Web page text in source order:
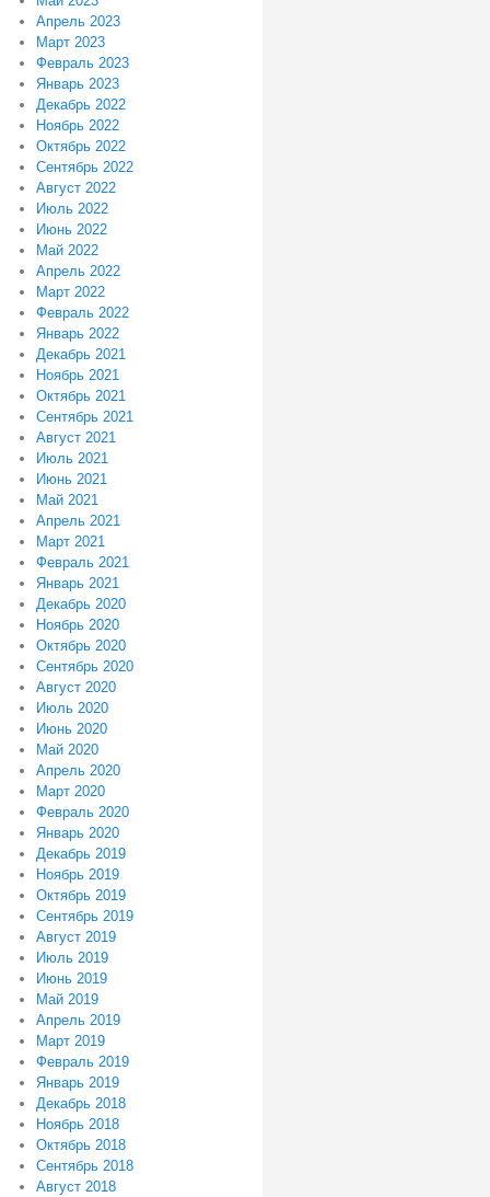
Апрель 2023
Март 2023
Февраль 2023
Январь 2023
Декабрь 2022
Ноябрь 2022
Октябрь 2022
Сентябрь 2022
Август 2022
Июль 2022
Июнь 2022
Май 2022
Апрель 2022
Март 2022
Февраль 2022
Январь 2022
Декабрь 2021
Ноябрь 2021
Октябрь 2021
Сентябрь 2021
Август 2021
Июль 2021
Июнь 2021
Май 2021
Апрель 2021
Март 2021
Февраль 2021
Январь 2021
Декабрь 2020
Ноябрь 2020
Октябрь 2020
Сентябрь 2020
Август 2020
Июль 2020
Июнь 2020
Май 2020
Апрель 2020
Март 2020
Февраль 2020
Январь 2020
Декабрь 2019
Ноябрь 2019
Октябрь 2019
Сентябрь 2019
Август 2019
Июль 2019
Июнь 2019
Май 2019
Апрель 2019
Март 2019
Февраль 2019
Январь 2019
Декабрь 2018
Ноябрь 2018
Октябрь 2018
Сентябрь 2018
Август 2018